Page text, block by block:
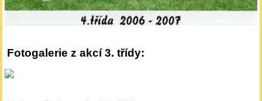
Fotogalerie z akcí 3. třídy: